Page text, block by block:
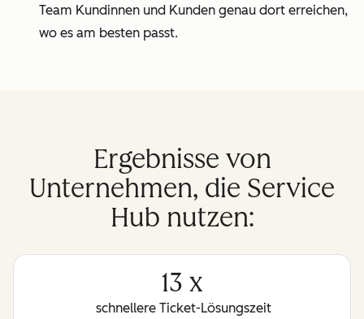
Team Kundinnen und Kunden genau dort erreichen,
wo es am besten passt.
Ergebnisse von
Unternehmen, die Service
Hub nutzen:
13 x
schnellere Ticket-Lösungszeit